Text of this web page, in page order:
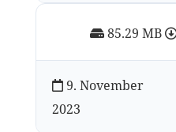
85.29 MB
9. November
2023